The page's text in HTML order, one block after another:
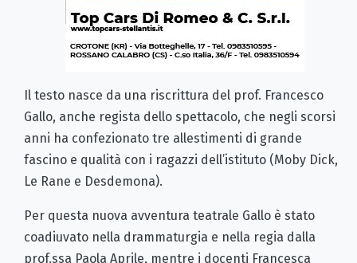
Il testo nasce da una riscrittura del prof. Francesco
Gallo, anche regista dello spettacolo, che negli scorsi
anni ha confezionato tre allestimenti di grande
fascino e qualità con i ragazzi dell’istituto (Moby Dick,
Le Rane e Desdemona).
Per questa nuova avventura teatrale Gallo è stato
coadiuvato nella drammaturgia e nella regia dalla
prof.ssa Paola Aprile, mentre i docenti Francesca